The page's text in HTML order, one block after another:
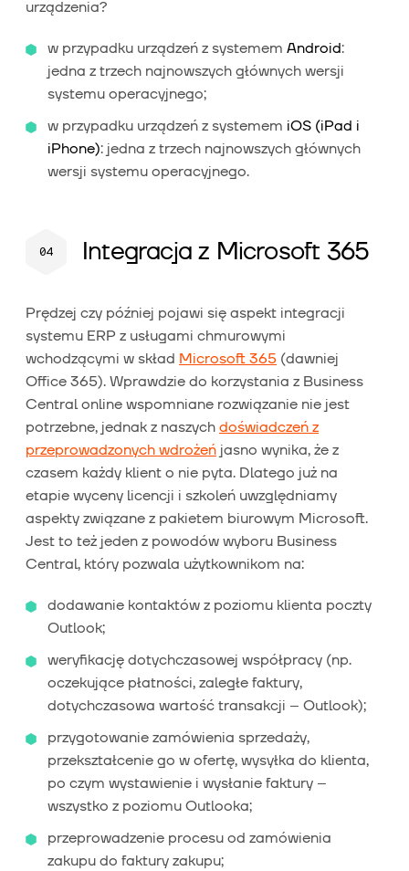
urządzenia?
w przypadku urządzeń z systemem Android:
jedna z trzech najnowszych głównych wersji
systemu operacyjnego;
w przypadku urządzeń z systemem iOS (iPad i
iPhone): jedna z trzech najnowszych głównych
wersji systemu operacyjnego.
Integracja z Microsoft 365
Prędzej czy później pojawi się aspekt integracji
systemu ERP z usługami chmurowymi
wchodzącymi w skład Microsoft 365 (dawniej
Office 365). Wprawdzie do korzystania z Business
Central online wspomniane rozwiązanie nie jest
potrzebne, jednak z naszych doświadczeń z
przeprowadzonych wdrożeń jasno wynika, że z
czasem każdy klient o nie pyta. Dlatego już na
etapie wyceny licencji i szkoleń uwzględniamy
aspekty związane z pakietem biurowym Microsoft.
Jest to też jeden z powodów wyboru Business
Central, który pozwala użytkownikom na:
dodawanie kontaktów z poziomu klienta poczty
Outlook;
weryfikację dotychczasowej współpracy (np.
oczekujące płatności, zaległe faktury,
dotychczasowa wartość transakcji – Outlook);
przygotowanie zamówienia sprzedaży,
przekształcenie go w ofertę, wysyłka do klienta,
po czym wystawienie i wysłanie faktury –
wszystko z poziomu Outlooka;
przeprowadzenie procesu od zamówienia
zakupu do faktury zakupu;